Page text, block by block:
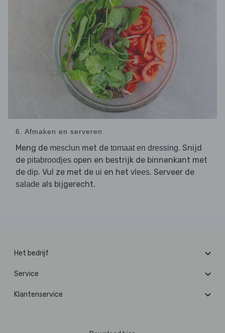
6. Afmaken en serveren
Meng de mesclun met de tomaat en dressing. Snijd
de pitabroodjes open en bestrijk de binnenkant met
de dip. Vul ze met de ui en het vlees. Serveer de
salade als bijgerecht.
Het bedrijf
Service
Klantenservice